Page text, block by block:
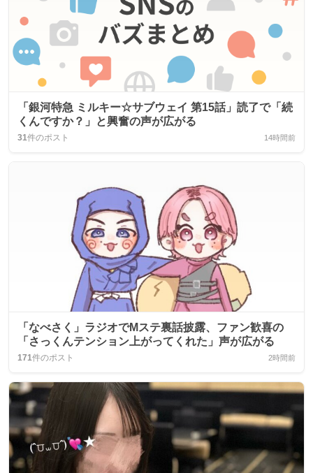
「銀河特急 ミルキー☆サブウェイ 第15話」読了で「続
くんですか？」と興奮の声が広がる
31件のポスト 14時間前
「なべさく」ラジオでMステ裏話披露、ファン歓喜の
「さっくんテンション上がってくれた」声が広がる
171件のポスト 2時間前